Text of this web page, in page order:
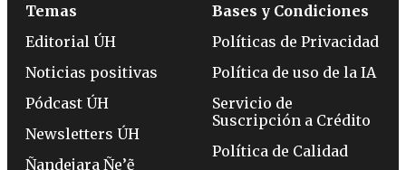
Temas
Editorial ÚH
Noticias positivas
Pódcast ÚH
Newsletters ÚH
Ñandejara Ñe’ẽ
Bases y Condiciones
Políticas de Privacidad
Política de uso de la IA
Servicio de
Suscripción a Crédito
Política de Calidad